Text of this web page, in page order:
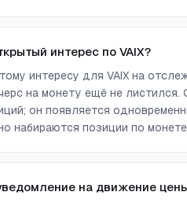
интерес по VAIX?
интересу для VAIX на
на монету ещё не
он появляется
набираются позиции по
на движение